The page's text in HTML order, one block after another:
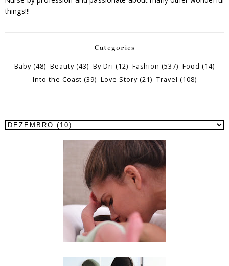
things!!!
Categories
Baby (48) Beauty (43) By Dri (12) Fashion (537) Food (14)
Into the Coast (39) Love Story (21) Travel (108)